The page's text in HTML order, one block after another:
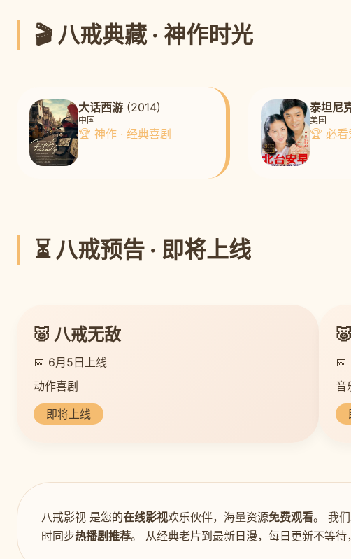
🎬 八戒典藏 · 神作时光
大话西游 (2014)
中国
🏆 神作 · 经典喜剧
泰坦尼
美国
🏆 必看
⏳ 八戒预告 · 即将上线
🐷 八戒无敌
📅 6月5日上线
动作喜剧
即将上线
📅
音
八戒影视 是您的在线影视欢乐伙伴，海量资源免费观看。 我
时同步热播剧推荐。 从经典老片到最新日漫，每日更新不等待